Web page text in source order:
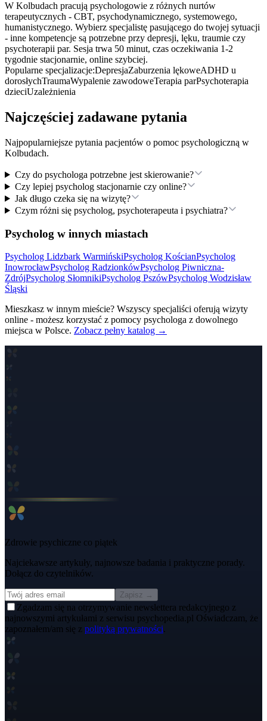
W Kolbudach pracują psychologowie z różnych nurtów
terapeutycznych - CBT, psychodynamicznego, systemowego,
humanistycznego. Wybierz specjalistę pasującego do twojej sytuacji
- inne kompetencje są potrzebne przy depresji, lęku, traumie czy
psychoterapii par. Sesja trwa 50 minut, czas oczekiwania 1-2
tygodnie stacjonarnie, online szybciej.
Popularne specjalizacje:DepresjaZaburzenia lękoweADHD u
dorosłychTraumaWypalenie zawodoweTerapia parPsychoterapia
dzieciUzależnienia
Najczęściej zadawane pytania
Najpopularniejsze pytania pacjentów o pomoc psychologiczną w
Kolbudach.
Czy do psychologa potrzebne jest skierowanie?
Czy lepiej psycholog stacjonarnie czy online?
Jak długo czeka się na wizytę?
Czym różni się psycholog, psychoterapeuta i psychiatra?
Psycholog w innych miastach
Psycholog Lidzbark WarmińskiPsycholog KościanPsycholog
InowrocławPsycholog RadzionkówPsycholog Piwniczna-
ZdrójPsycholog SłomnikiPsycholog PszówPsycholog Wodzisław
Śląski
Mieszkasz w innym mieście? Wszyscy specjaliści oferują wizyty
online - możesz korzystać z pomocy psychologa z dowolnego
miejsca w Polsce. Zobacz pełny katalog →
Zdrowie psychiczne co piątek
Najciekawsze artykuły, najnowsze badania i praktyczne porady.
Dołącz do czytelników.
Zapisz →
Zgadzam się na otrzymywanie newslettera redakcyjnego z
najnowszymi artykułami z serwisu psychopedia.pl Oświadczam, że
zapoznałem/am się z polityką prywatności.